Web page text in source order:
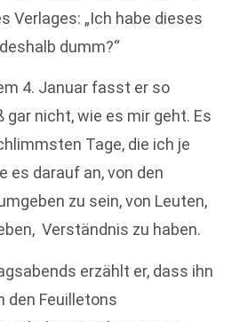
Verlages: „Ich habe dieses
dumm?“
4. Januar fasst er so
gar nicht, wie es mir geht. Es
Tage, die ich je
es darauf an, von den
zu sein, von Leuten,
Verständnis zu haben.
erzählt er, dass ihn
den Feuilletons